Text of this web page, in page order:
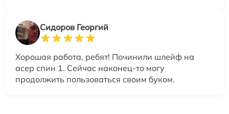
Сидоров Георгий
Хорошая работа, ребят! Починили шлейф на
асер спин 1. Сейчас наконец-то могу
продолжить пользоваться своим буком.